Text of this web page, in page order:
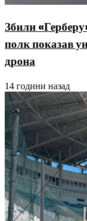
Збили
полк показав
дрона
14 години назад